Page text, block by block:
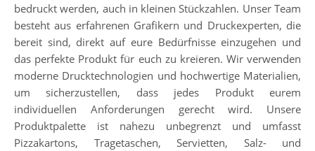
bedruckt werden, auch in kleinen Stückzahlen. Unser Team
besteht aus erfahrenen Grafikern und Druckexperten, die
bereit sind, direkt auf eure Bedürfnisse einzugehen und
das perfekte Produkt für euch zu kreieren. Wir verwenden
moderne Drucktechnologien und hochwertige Materialien,
um sicherzustellen, dass jedes Produkt eurem
individuellen Anforderungen gerecht wird. Unsere
Produktpalette ist nahezu unbegrenzt und umfasst
Pizzakartons, Tragetaschen, Servietten, Salz- und